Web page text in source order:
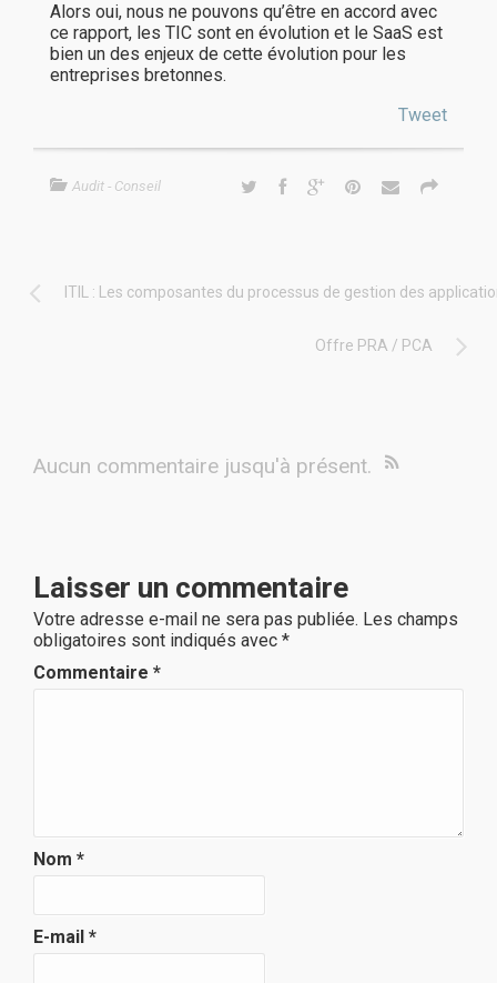
Alors oui, nous ne pouvons qu’être en accord avec
ce rapport, les TIC sont en évolution et le SaaS est
bien un des enjeux de cette évolution pour les
entreprises bretonnes.
Tweet
Audit - Conseil
ITIL : Les composantes du processus de gestion des
Offre PRA / PCA
Aucun commentaire jusqu'à présent.
Laisser un commentaire
Votre adresse e-mail ne sera pas publiée. Les champs
obligatoires sont indiqués avec *
Commentaire *
Nom *
E-mail *